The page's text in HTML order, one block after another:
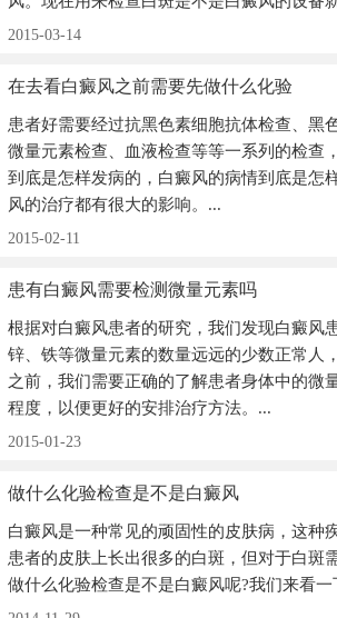
2015-03-14
在去看白癜风之前需要先做什么化验
患者好需要经过抗黑色素细胞抗体检查、黑
微量元素检查、血液检查等等一系列的检查
到底是怎样发病的，白癜风的病情到底是怎
风的治疗都有很大的影响。...
2015-02-11
患有白癜风需要检测微量元素吗
根据对白癜风患者的研究，我们发现白癜风
锌、铁等微量元素的数量远远的少数正常人
之前，我们需要正确的了解患者身体中的微
程度，以便更好的安排治疗方法。...
2015-01-23
做什么化验检查是不是白癜风
白癜风是一种常见的顽固性的皮肤病，这种
患者的皮肤上长出很多的白斑，但对于白斑
做什么化验检查是不是白癜风呢?我们来看一